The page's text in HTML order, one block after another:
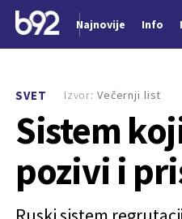
Najnovije Info
SVET
Sistem
pozivi i
Izvor: Večernji list